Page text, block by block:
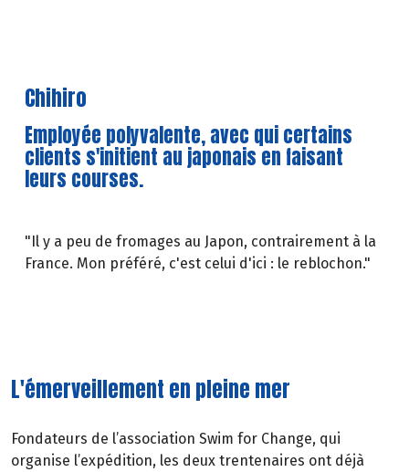
Chihiro
Employée polyvalente, avec qui certains
clients s'initient au japonais en faisant
leurs courses.
"Il y a peu de fromages au Japon, contrairement à la
France. Mon préféré, c'est celui d'ici : le reblochon."
L'émerveillement en pleine mer
Fondateurs de l’association Swim for Change, qui
organise l’expédition, les deux trentenaires ont déjà